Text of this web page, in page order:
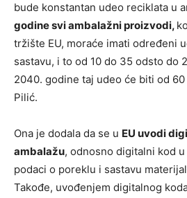
bude konstantan udeo reciklata u
godine svi ambalažni proizvodi,
tržište EU, moraće imati određeni
sastavu, i to od 10 do 35 odsto do
2040. godine taj udeo će biti od 60
Pilić.
Ona je dodala da se u EU uvodi
ambalažu, odnosno digitalni kod
podaci o poreklu i sastavu
Takođe, uvođenjem digitalnog